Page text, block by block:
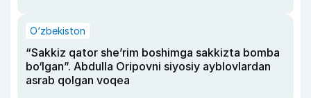
O‘zbekiston
“Sakkiz qator she’rim boshimga sakkizta bomba
bo‘lgan”. Abdulla Oripovni siyosiy ayblovlardan
asrab qolgan voqea